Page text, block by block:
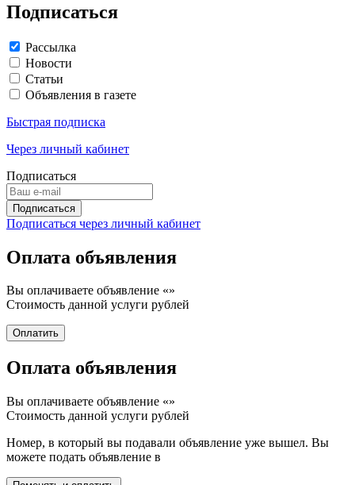
Подписаться
Рассылка
Новости
Статьи
Объявления в газете
Быстрая подписка
Через личный кабинет
Подписаться
Подписаться через личный кабинет
Оплата объявления
Вы оплачиваете объявление «»
Стоимость данной услуги рублей
Оплата объявления
Вы оплачиваете объявление «»
Стоимость данной услуги рублей
Номер, в который вы подавали объявление уже вышел. Вы
можете подать объявление в